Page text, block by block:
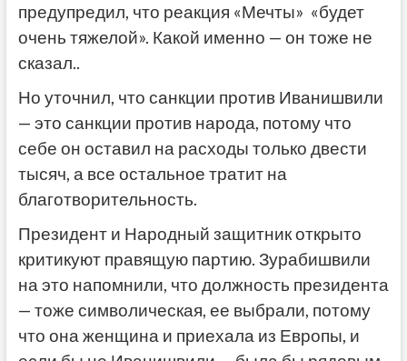
предупредил, что реакция «Мечты» «будет
очень тяжелой». Какой именно — он тоже не
сказал..
Но уточнил, что санкции против Иванишвили
— это санкции против народа, потому что
себе он оставил на расходы только двести
тысяч, а все остальное тратит на
благотворительность.
Президент и Народный защитник открыто
критикуют правящую партию. Зурабишвили
на это напомнили, что должность президента
— тоже символическая, ее выбрали, потому
что она женщина и приехала из Европы, и